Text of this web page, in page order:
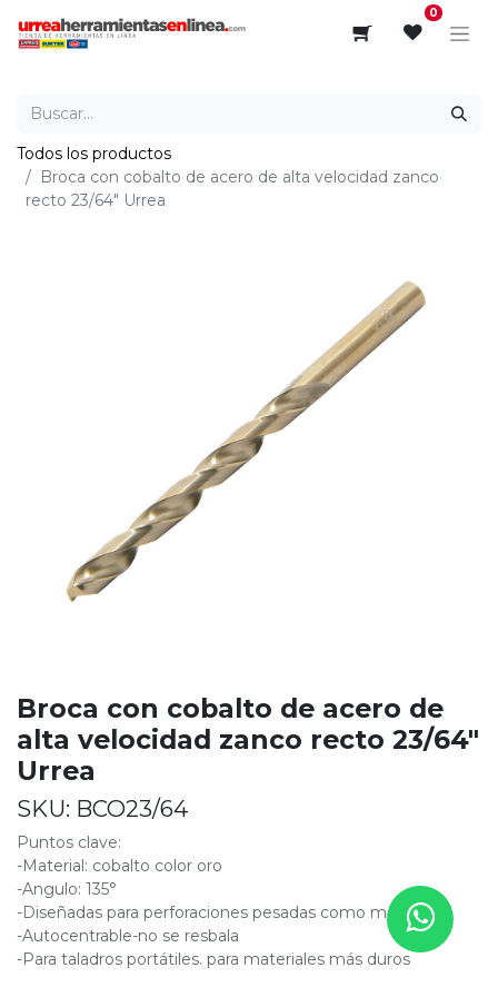
0
Todos los productos
Broca con cobalto de acero de alta velocidad zanco
recto 23/64" Urrea
Broca con cobalto de acero de
alta velocidad zanco recto 23/64"
Urrea
SKU: BCO23/64
Puntos clave:
-Material: cobalto color oro
-Angulo: 135°
-Diseñadas para perforaciones pesadas como metales
-Autocentrable-no se resbala
-Para taladros portátiles. para materiales más duros